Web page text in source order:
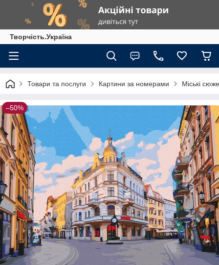
Творчість.Україна
Товари та послуги Картини за номерами Міські
–50%